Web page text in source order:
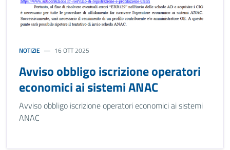
NOTIZIE 16 OTT 2025
Avviso obbligo iscrizione operatori
economici ai sistemi ANAC
Avviso obbligo iscrizione operatori economici ai sistemi
ANAC